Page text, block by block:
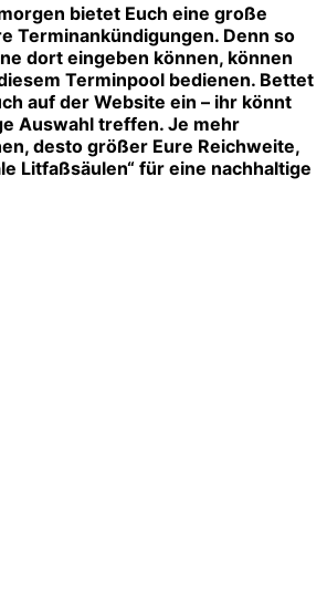
bietet Euch eine große
Terminankündigungen. Denn so
dort eingeben können, können
Terminpool bedienen. Bettet
auf der Website ein – ihr könnt
Auswahl treffen. Je mehr
desto größer Eure Reichweite,
Litfaßsäulen“ für eine nachhaltige